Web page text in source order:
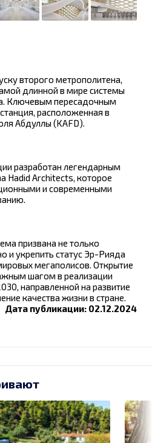
второго метрополитена,
длинной в мире системы
Ключевым пересадочным
расположенная в
Абдуллы (KAFD).
разработан легендарным
Hadid Architects, которое
и современными
призвана не только
и укрепить статус Эр-Рияда
мегаполисов. Открытие
шагом в реализации
направленной на развитие
качества жизни в стране.
Дата публикации: 02.12.2024